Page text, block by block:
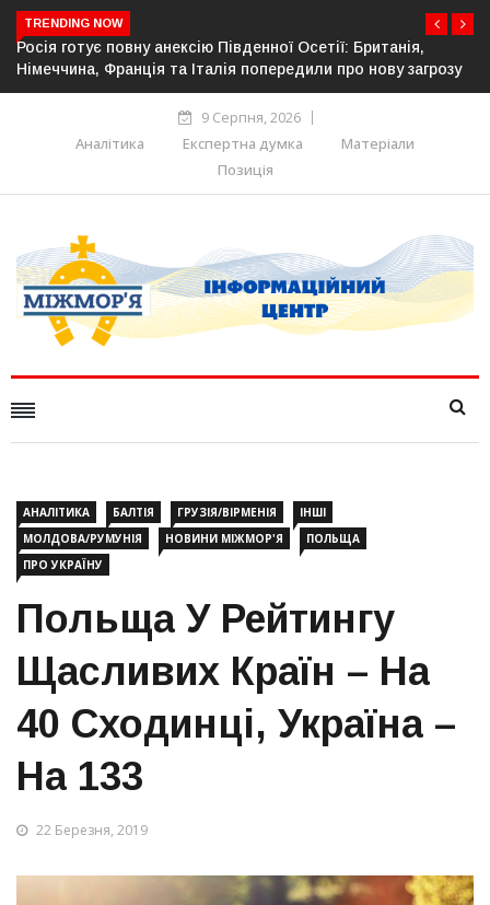
TRENDING NOW
загрозу
Естонія посилює кордон із Росією: облаштовано
прикордонної інфраструктури
9 Серпня, 2026
Аналітика
Експертна думка
Матеріали
Позиція
АНАЛІТИКА БАЛТІЯ ГРУЗІЯ/ВІРМЕНІЯ
ІНШІ
МОЛДОВА/РУМУНІЯ
НОВИНИ МІЖМОР'Я
ПОЛЬЩА
ПРО УКРАЇНУ
Польща У Рейтингу
Щасливих Країн – На
40 Сходинці, Україна –
На 133
22 Березня, 2019